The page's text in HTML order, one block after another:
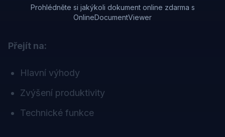
Prohlédněte si jakýkoli dokument online zdarma s
OnlineDocumentViewer
Přejít na:
Hlavní výhody
Zvýšení produktivity
Technické funkce